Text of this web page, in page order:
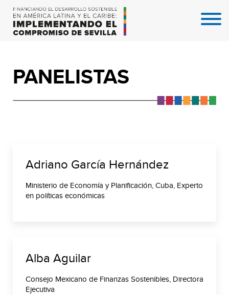
PANELISTAS
Adriano García Hernández
Ministerio de Economía y Planificación, Cuba, Experto
en políticas económicas
Alba Aguilar
Consejo Mexicano de Finanzas Sostenibles, Directora
Ejecutiva